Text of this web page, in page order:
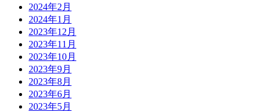
2024年2月
2024年1月
2023年12月
2023年11月
2023年10月
2023年9月
2023年8月
2023年6月
2023年5月